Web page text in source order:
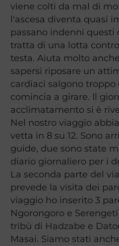
viene colti da mal di
l'ascesa diventa quasi
passano indenni questi
tratta di una lotta
testa. Aiuta molto
sapersi riposare un
cardiaci salgono troppo
comincia a girare. Il
acclimatamento si è
Nel nostro viaggio
vetta in 8 su 12. Sono
guide, due sono state
diario giornaliero per i
La seconda parte del
prevede la visita dei
viaggio ho inserito 3
Ngorongoro e
tribù di Hadzabe e
Masai. Siamo stati